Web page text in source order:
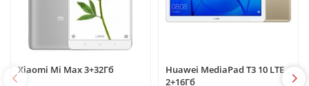
Xiaomi Mi Max 3+32Гб
Huawei MediaPad T3 10 LTE
2+16Гб